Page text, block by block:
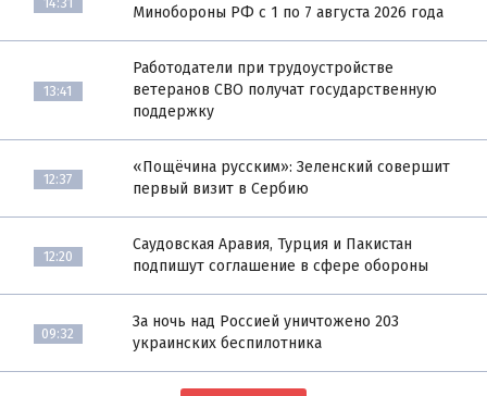
Минобороны РФ с 1 по 7 августа 2026 года
13:41
Работодатели при трудоустройстве
ветеранов СВО получат государственную
поддержку
12:37
«Пощёчина русским»: Зеленский совершит
первый визит в Сербию
12:20
Саудовская Аравия, Турция и Пакистан
подпишут соглашение в сфере обороны
09:32
За ночь над Россией уничтожено 203
украинских беспилотника